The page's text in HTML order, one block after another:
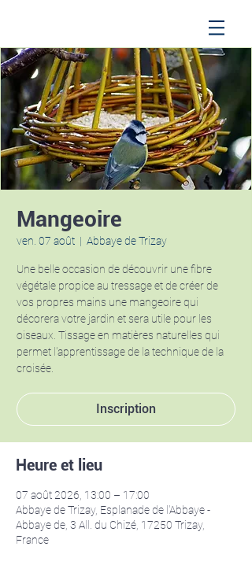
Mangeoire
ven. 07 août
  |
Abbaye de Trizay
Une belle occasion de découvrir une fibre
végétale propice au tressage et de créer de
vos propres mains une mangeoire qui
décorera votre jardin et sera utile pour les
oiseaux. Tissage en matières naturelles qui
permet l'apprentissage de la technique de la
croisée.
Inscription
Heure et lieu
07 août 2026, 13:00 – 17:00
Abbaye de Trizay, Esplanade de l'Abbaye -
Abbaye de, 3 All. du Chizé, 17250 Trizay,
France